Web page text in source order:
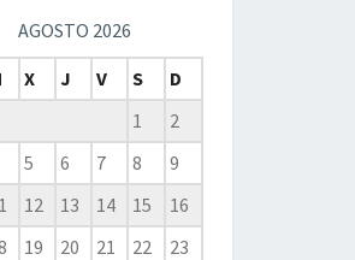
AGOSTO 2026
X J V S
D
1
2
5 6 7 8
9
12 13 14 15
16
19 20 21 22
23